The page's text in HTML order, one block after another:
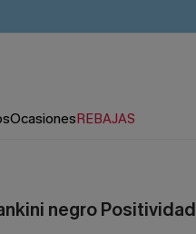
OcasionesREBAJAS
negro Positividad